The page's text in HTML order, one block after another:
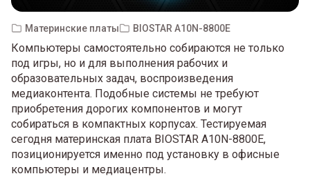
Материнские платы BIOSTAR A10N-8800E
Компьютеры самостоятельно собираются не только
под игры, но и для выполнения рабочих и
образовательных задач, воспроизведения
медиаконтента. Подобные системы не требуют
приобретения дорогих компонентов и могут
собираться в компактных корпусах. Тестируемая
сегодня материнская плата BIOSTAR A10N-8800E,
позиционируется именно под установку в офисные
компьютеры и медиацентры.